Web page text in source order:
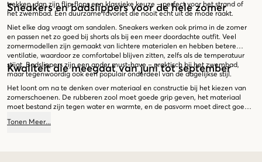
trekken, dan zijn flip-flops een klassieke keuze – perfect voor het strand of
het zwembad. Een duurzame favoriet die nooit echt uit de mode raakt.
Sneakers en badslippers voor de hele zomer
Niet elke dag vraagt om sandalen. Sneakers werken ook prima in de zomer
en passen net zo goed bij shorts als bij een meer doordachte outfit. Veel
zomermodellen zijn gemaakt van lichtere materialen en hebben betere
ventilatie, waardoor ze comfortabel blijven zitten, zelfs als de temperatuur
stijgt. Badslippers zijn een ander must-have – praktisch bij het zwembad,
maar tegenwoordig ook een populair onderdeel van de dagelijkse stijl.
Kwaliteit die meegaat van juni tot september
Het loont om na te denken over materiaal en constructie bij het kiezen van
zomerschoenen. De rubberen zool moet goede grip geven, het materiaal
moet bestand zijn tegen water en warmte, en de pasvorm moet direct goed
zomer geen concessies te doen. Bij Kids Brand Store vind je een zorgvuldig
Tonen Meer...